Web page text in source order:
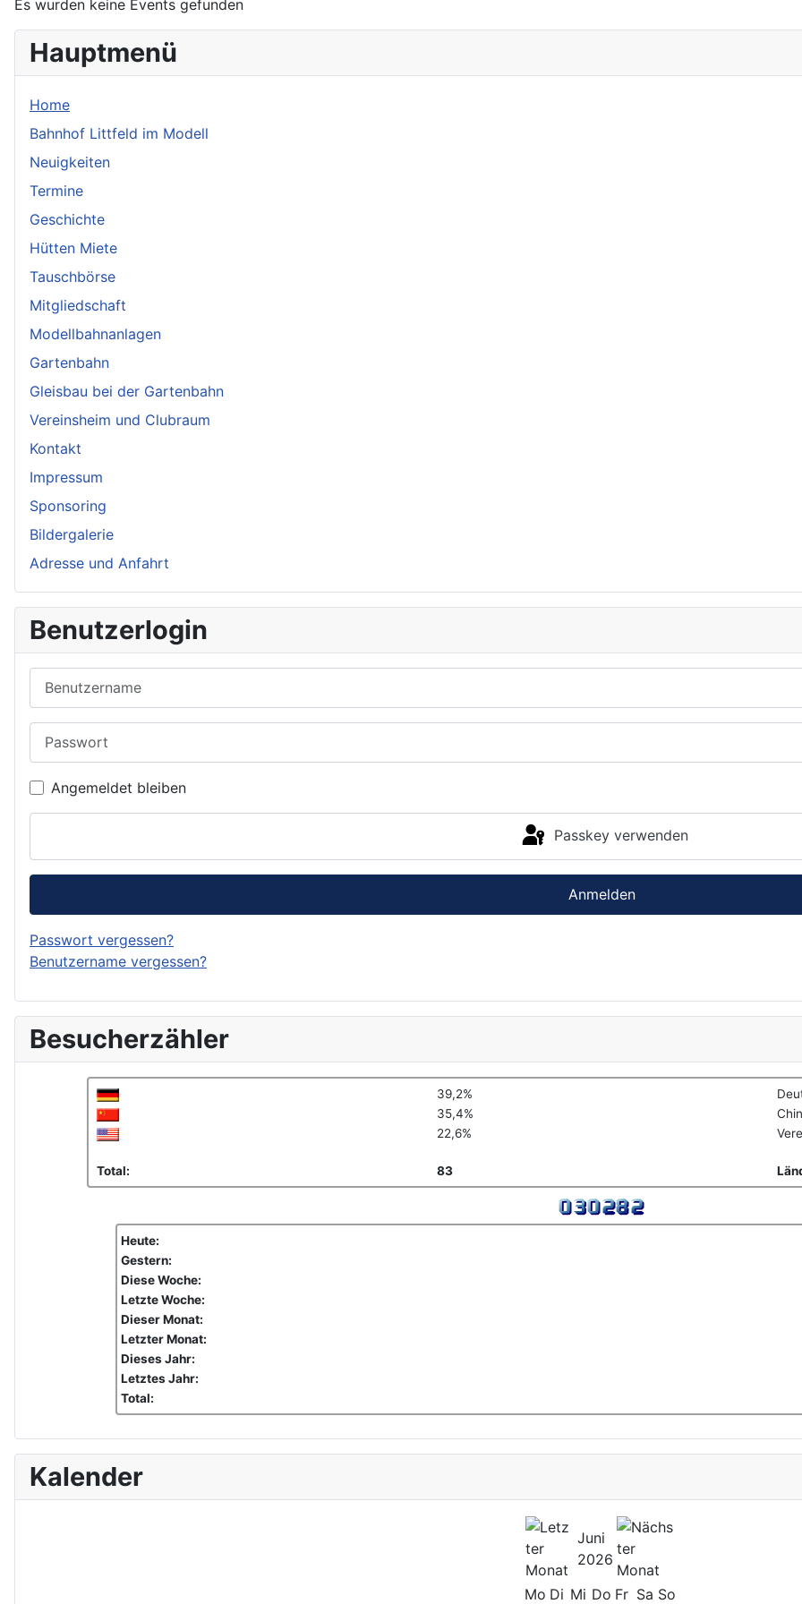
Es wurden keine Events gefunden
Hauptmenü
Home
Bahnhof Littfeld im Modell
Neuigkeiten
Termine
Geschichte
Hütten Miete
Tauschbörse
Mitgliedschaft
Modellbahnanlagen
Gartenbahn
Gleisbau bei der Gartenbahn
Vereinsheim und Clubraum
Kontakt
Impressum
Sponsoring
Bildergalerie
Adresse und Anfahrt
Benutzerlogin
Angemeldet bleiben
Passkey verwenden
Anmelden
Passwort vergessen?
Benutzername vergessen?
Besucherzähler
39,2%
35,4%
22,6%
Total: 83
Heute:
Gestern:
Diese Woche:
Letzte Woche:
Dieser Monat:
Letzter Monat:
Dieses Jahr:
Letztes Jahr:
Total:
Kalender
Juni
2026
Mo Di Mi Do Fr Sa So